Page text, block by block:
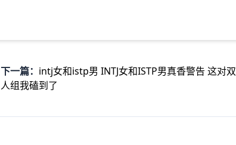
下一篇： intj女和istp男 INTJ女和ISTP男真香警告 这对双
人组我磕到了